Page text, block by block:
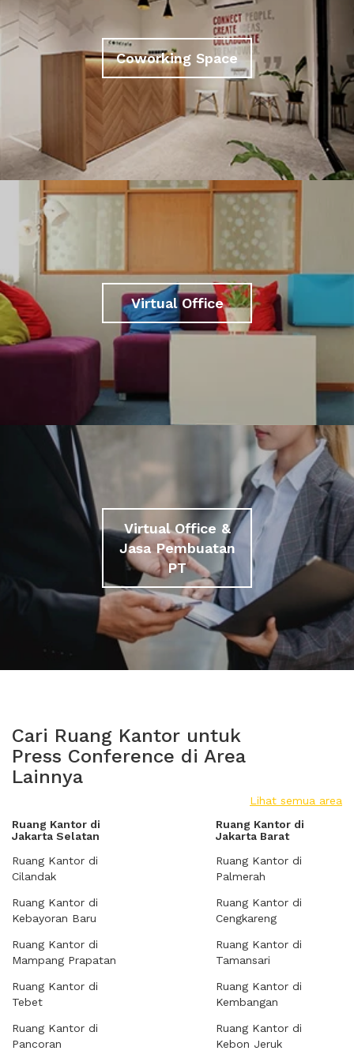
Coworking Space
Virtual Office
Virtual Office &
Jasa Pembuatan
PT
Cari Ruang Kantor untuk
Press Conference di Area
Lainnya
Lihat semua area
Ruang Kantor di
Jakarta Selatan
Ruang Kantor di
Cilandak
Ruang Kantor di
Kebayoran Baru
Ruang Kantor di
Mampang Prapatan
Ruang Kantor di
Tebet
Ruang Kantor di
Pancoran
Ruang Kantor di
Jakarta Barat
Ruang Kantor di
Palmerah
Ruang Kantor di
Cengkareng
Ruang Kantor di
Tamansari
Ruang Kantor di
Kembangan
Ruang Kantor di
Kebon Jeruk